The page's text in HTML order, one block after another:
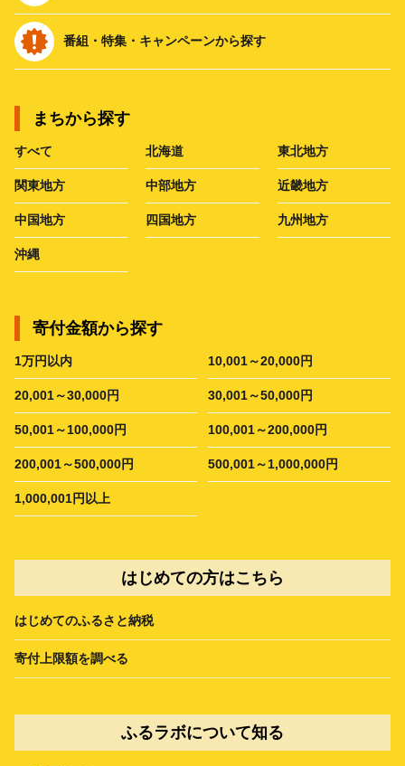
番組・特集・キャンペーンから探す
まちから探す
すべて 北海道 東北地方
関東地方 中部地方 近畿地方
中国地方 四国地方 九州地方
沖縄
寄付金額から探す
1万円以内 10,001～20,000円
20,001～30,000円 30,001～50,000円
50,001～100,000円 100,001～200,000円
200,001～500,000円 500,001～1,000,000円
1,000,001円以上
はじめての方はこちら
はじめてのふるさと納税
寄付上限額を調べる
ふるラボについて知る